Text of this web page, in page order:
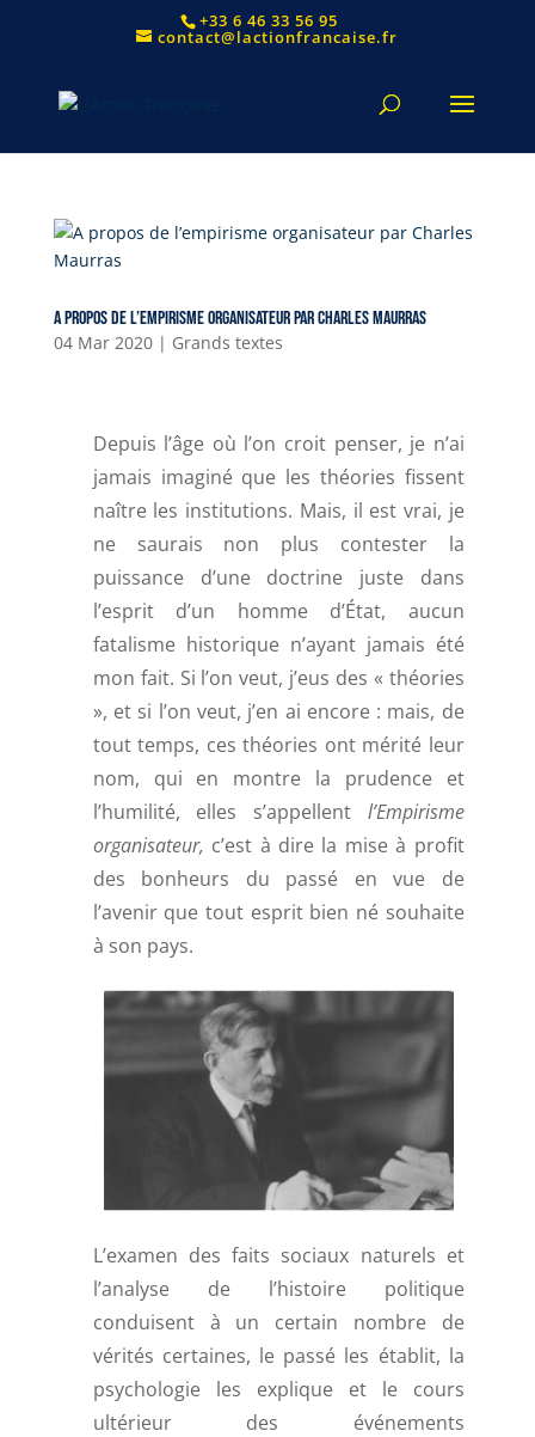
+33 6 46 33 56 95
contact@lactionfrancaise.fr
A propos de l’empirisme organisateur par Charles Maurras
04 Mar 2020| Grands textes
Depuis l’âge où l’on croit penser, je n’ai
jamais imaginé que les théories fissent
naître les institutions. Mais, il est vrai, je
ne saurais non plus contester la
puissance d’une doctrine juste dans
l’esprit d’un homme d’État, aucun
fatalisme historique n’ayant jamais été
mon fait. Si l’on veut, j’eus des « théories
», et si l’on veut, j’en ai encore : mais, de
tout temps, ces théories ont mérité leur
nom, qui en montre la prudence et
l’humilité, elles s’appellent l’Empirisme
organisateur, c’est à dire la mise à profit
des bonheurs du passé en vue de
l’avenir que tout esprit bien né souhaite
à son pays.
L’examen des faits sociaux naturels et
l’analyse de l’histoire politique
conduisent à un certain nombre de
vérités certaines, le passé les établit, la
psychologie les explique et le cours
ultérieur des événements